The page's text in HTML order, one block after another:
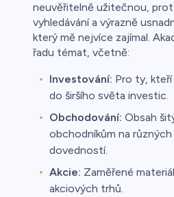
neuvěřitelně užitečnou,
vyhledávání a výrazně
který mě nejvíce zajímal.
řadu témat, včetně:
Investování: Pro ty,
do širšího světa investic.
Obchodování: Obsah
obchodníkům na
dovedností.
Akcie: Zaměřené
akciových trhů.